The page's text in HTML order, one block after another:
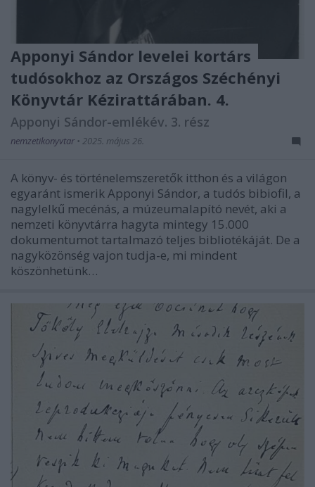
Apponyi Sándor levelei kortárs
tudósokhoz az Országos Széchényi
Könyvtár Kézirattárában. 4.
Apponyi Sándor-emlékév. 3. rész
nemzetikonyvtar • 2025. május 26.
A könyv- és történelemszeretők itthon és a világon
egyaránt ismerik Apponyi Sándor, a tudós bibiofil, a
nagylelkű mecénás, a múzeumalapító nevét, aki a
nemzeti könyvtárra hagyta mintegy 15.000
dokumentumot tartalmazó teljes bibliotékáját. De a
nagyközönség vajon tudja-e, mi mindent
köszönhetünk…